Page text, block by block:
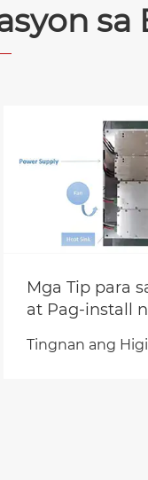
sa
Mga Tip para
at Pag-install
Tingnan ang